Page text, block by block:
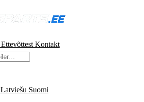
Ettevõttest Kontakt
Latviešu Suomi